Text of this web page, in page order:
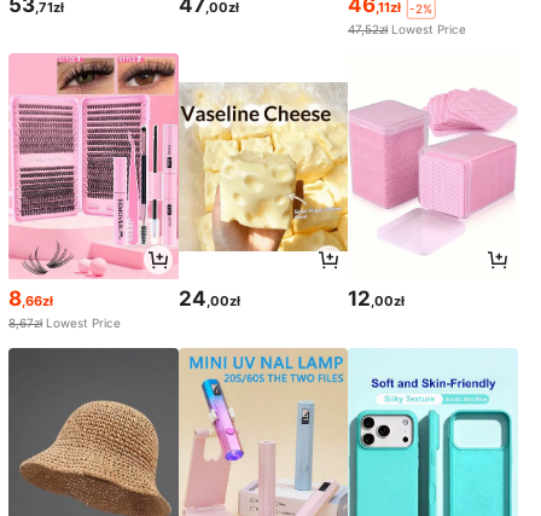
53,71zł 47,00zł 46,11zł
-2%
47,52zł Lowest Price
8,66zł
8,67zł Lowest Price
24,00zł 12,00zł